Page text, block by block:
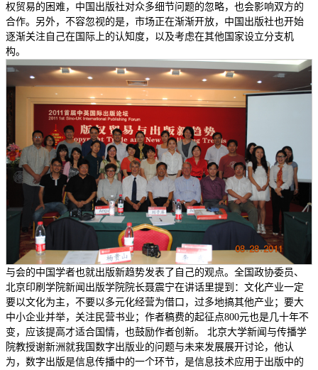
权贸易的困难，中国出版社对众多细节问题的忽略，也会影响双方的
合作。另外，不容忽视的是，市场正在渐渐开放，中国出版社也开始
逐渐关注自己在国际上的认知度，以及考虑在其他国家设立分支机
构。
与会的中国学者也就出版新趋势发表了自己的观点。全国政协委员、
北京印刷学院新闻出版学院院长聂震宁在讲话里提到：文化产业一定
要以文化为主，不要以多元化经营为借口，过多地搞其他产业；要大
中小企业并举，关注民营书业；作者稿费的起征点800元也是几十年不
变，应该提高才适合国情，也鼓励作者创新。 北京大学新闻与传播学
院教授谢新洲就我国数字出版业的问题与未来发展展开讨论，他认
为，数字出版是信息传播中的一个环节，是信息技术应用于出版中的